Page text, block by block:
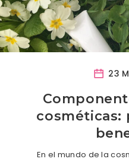
23
cosméticas:
En el mundo de la